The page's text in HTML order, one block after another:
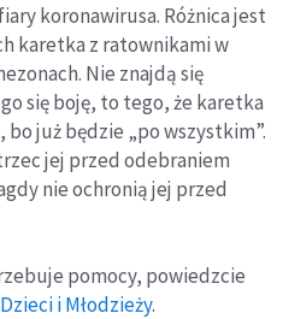
koronawirusa. Różnica jest
karetka z ratownikami w
Nie znajdą się
się boję, to tego, że karetka
już będzie „po wszystkim”.
jej przed odebraniem
nie ochronią jej przed
pomocy, powiedzcie
i Młodzieży.